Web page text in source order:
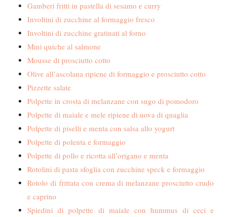
Gamberi fritti in pastella di sesamo e curry
Involtini di zucchine al formaggio fresco
Involtini di zucchine gratinati al forno
Mini quiche al salmone
Mousse di prosciutto cotto
Olive all’ascolana ripiene di formaggio e prosciutto cotto
Pizzette salate
Polpette in crosta di melanzane con sugo di pomodoro
Polpette di maiale e mele ripiene di uova di quaglia
Polpette di piselli e menta con salsa allo yogurt
Polpette di polenta e formaggio
Polpette di pollo e ricotta all’origano e menta
Rotolini di pasta sfoglia con zucchine speck e formaggio
Rotolo di frittata con crema di melanzane prosciutto crudo
e caprino
Spiedini di polpette di maiale con hummus di ceci e